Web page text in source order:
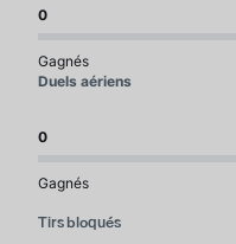
0
Gagnés
Duels aériens
0
Gagnés
Tirs bloqués